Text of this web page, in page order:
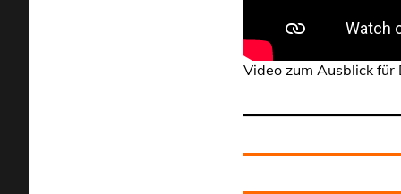
Video zum Ausblick für